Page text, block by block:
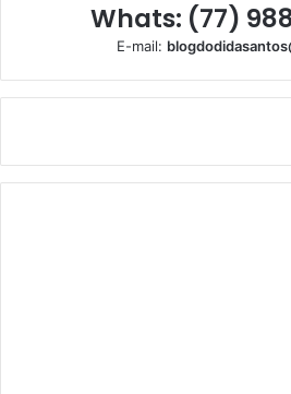
Whats: (77)
E-mail: